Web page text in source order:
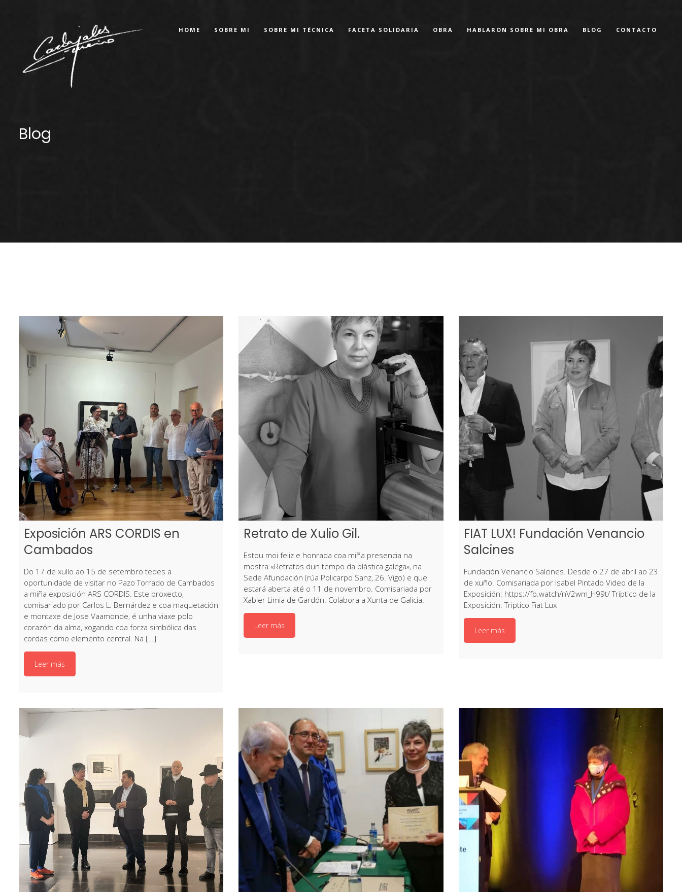
HOME SOBRE MI SOBRE MI TÉCNICA FACETA SOLIDARIA OBRA HABLARON SOBRE MI OBRA BLOG CONTACTO
Blog
Exposición ARS CORDIS en
Cambados
Do 17 de xullo ao 15 de setembro tedes a
oportunidade de visitar no Pazo Torrado de Cambados
a miña exposición ARS CORDIS. Este proxecto,
comisariado por Carlos L. Bernárdez e coa maquetación
e montaxe de Jose Vaamonde, é unha viaxe polo
corazón da alma, xogando coa forza simbólica das
cordas como elemento central. Na […]
Leer más
Retrato de Xulio Gil.
Estou moi feliz e honrada coa miña presencia na
mostra «Retratos dun tempo da plástica galega», na
Sede Afundación (rúa Policarpo Sanz, 26. Vigo) e que
estará aberta até o 11 de novembro. Comisariada por
Xabier Limia de Gardón. Colabora a Xunta de Galicia.
Leer más
FIAT LUX! Fundación Venancio
Salcines
Fundación Venancio Salcines. Desde o 27 de abril ao 23
de xuño. Comisariada por Isabel Pintado Video de la
Exposición: https://fb.watch/nV2wm_H99t/ Tríptico de la
Exposición: Triptico Fiat Lux
Leer más